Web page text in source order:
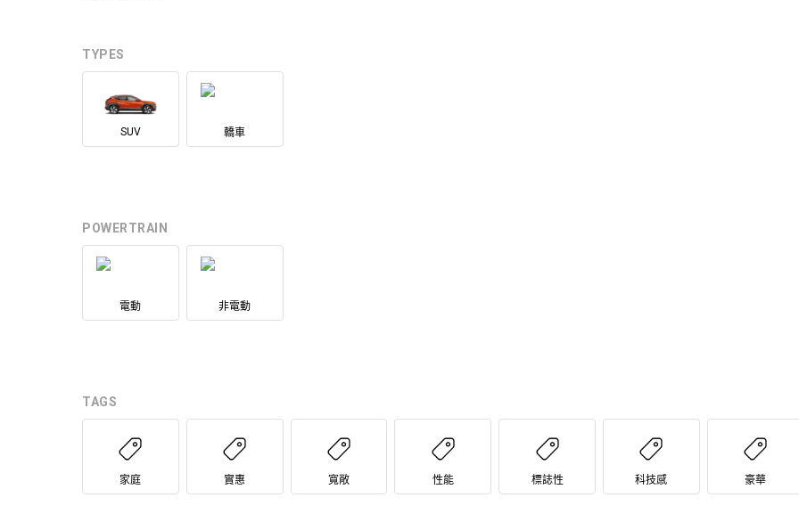
TYPES
SUV 轎車
POWERTRAIN
電動 非電動
TAGS
家庭 實惠 寬敞 性能 標誌性 科技感 豪華